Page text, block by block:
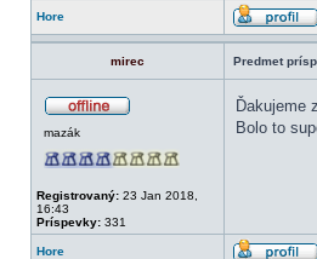
Hore
mirec Predmet
mazák
Registrovaný: 23 Jan 2018,
16:43
Príspevky: 331
Ďakujeme
Bolo to
Hore